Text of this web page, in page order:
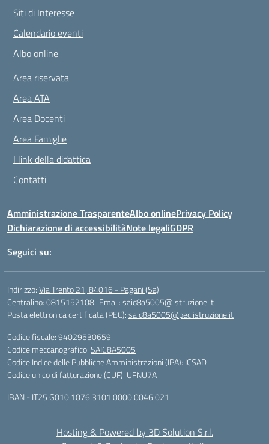
Siti di Interesse
Calendario eventi
Albo online
Area riservata
Area ATA
Area Docenti
Area Famiglie
I link della didattica
Contatti
Amministrazione TrasparenteAlbo onlinePrivacy Policy
Dichiarazione di accessibilitàNote legaliGDPR
Seguici su:
Indirizzo:Via Trento 21, 84016 - Pagani (Sa)
Centralino:0815152108 Email:saic8a5005@istruzione.it
Posta elettronica certificata (PEC):saic8a5005@pec.istruzione.it
Codice fiscale: 94029530659
Codice meccanografico:SAIC8A5005
Codice Indice delle Pubbliche Amministrazioni (IPA): ICSAD
Codice unico di fatturazione (CUF): UFNU7A
IBAN - IT25 G010 1076 3101 0000 0046 021
Hosting & Powered by 3D Solution S.r.l.